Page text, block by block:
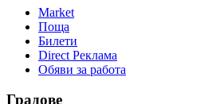
Market
Поща
Билети
Direct Реклама
Обяви за работа
Градове